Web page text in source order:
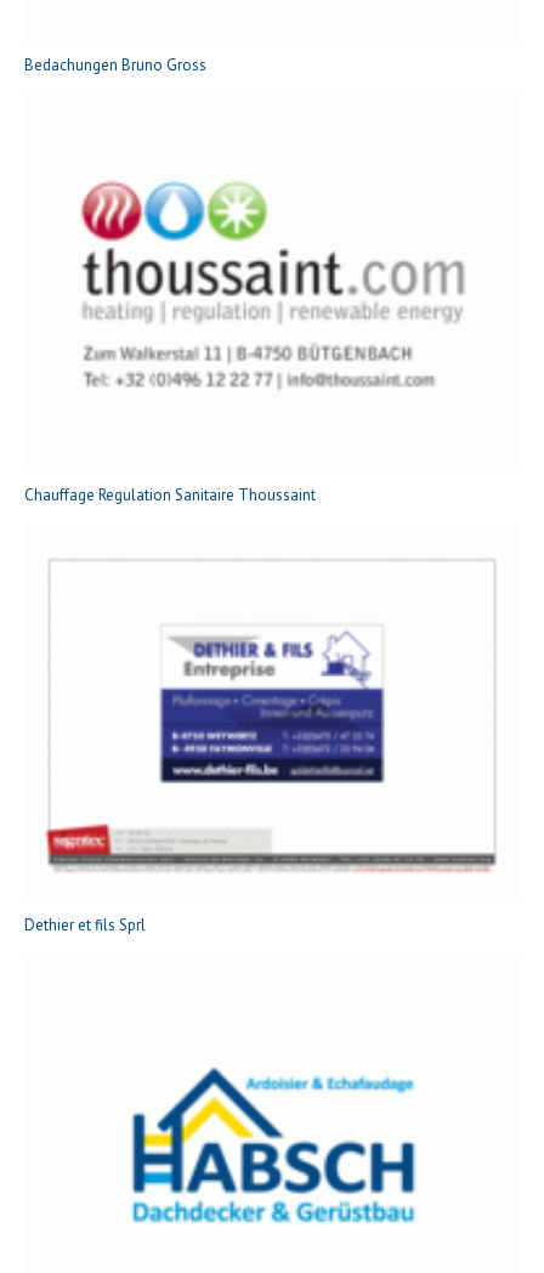
Bedachungen Bruno Gross
Chauffage Regulation Sanitaire Thoussaint
Dethier et fils Sprl